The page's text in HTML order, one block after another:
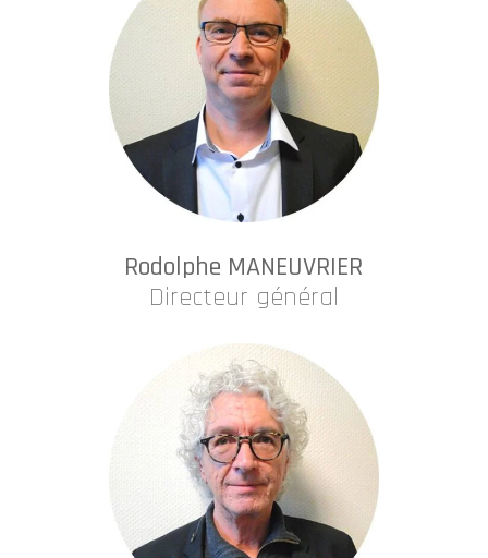
Rodolphe MANEUVRIER
Directeur général